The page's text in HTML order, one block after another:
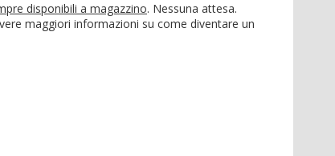
disponibili a magazzino. Nessuna attesa.
maggiori informazioni su come diventare un